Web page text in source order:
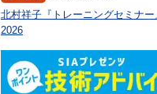
北村祥子『トレーニングセミナー
2026